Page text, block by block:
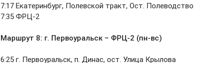
7:17 Екатеринбург, Полевской тракт, Ост. Полеводство
7:35 ФРЦ-2
Маршрут 8: г. Первоуральск – ФРЦ-2 (пн-вс)
6:25 г. Первоуральск, п. Динас, ост. Улица Крылова